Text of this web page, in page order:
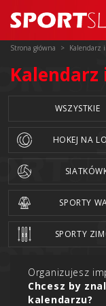
Strona główna Kalendarz
Kalendarz
WSZYSTKIE
HOKEJ NA
SPORTY
SPORTY
Organizujesz
Chcesz by
kalendarzu?